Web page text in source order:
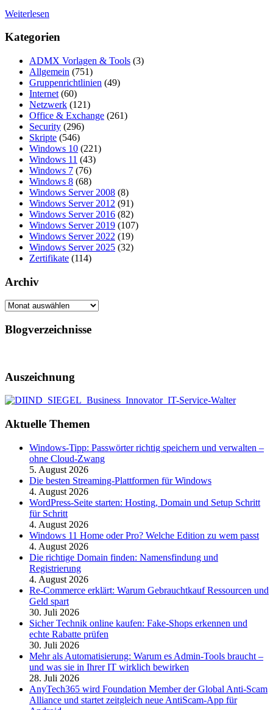
Weiterlesen
Kategorien
ADMX Vorlagen & Tools (3)
Allgemein (751)
Gruppenrichtlinien (49)
Internet (60)
Netzwerk (121)
Office & Exchange (261)
Security (296)
Skripte (546)
Windows 10 (221)
Windows 11 (43)
Windows 7 (76)
Windows 8 (68)
Windows Server 2008 (8)
Windows Server 2012 (91)
Windows Server 2016 (82)
Windows Server 2019 (107)
Windows Server 2022 (19)
Windows Server 2025 (32)
Zertifikate (114)
Archiv
Archiv
Blogverzeichnisse
Auszeichnung
Aktuelle Themen
Windows-Tipp: Passwörter richtig speichern und verwalten –
ohne Cloud-Zwang
5. August 2026
Die besten Streaming-Plattformen für Windows
4. August 2026
WordPress-Seite starten: Hosting, Domain und Setup Schritt
für Schritt
4. August 2026
Windows 11 Home oder Pro? Welche Edition zu wem passt
4. August 2026
Die richtige Domain finden: Namensfindung und
Registrierung
4. August 2026
Re-Commerce erklärt: Warum Gebrauchtkauf Ressourcen und
Geld spart
30. Juli 2026
Sicher Technik online kaufen: Fake-Shops erkennen und
echte Rabatte prüfen
30. Juli 2026
Mehr als Automatisierung: Warum es Admin-Tools braucht –
und was sie in Ihrer IT wirklich bewirken
28. Juli 2026
AnyTech365 wird Foundation Member der Global Anti-Scam
Alliance und startet zeitgleich neue AntiScam-App für